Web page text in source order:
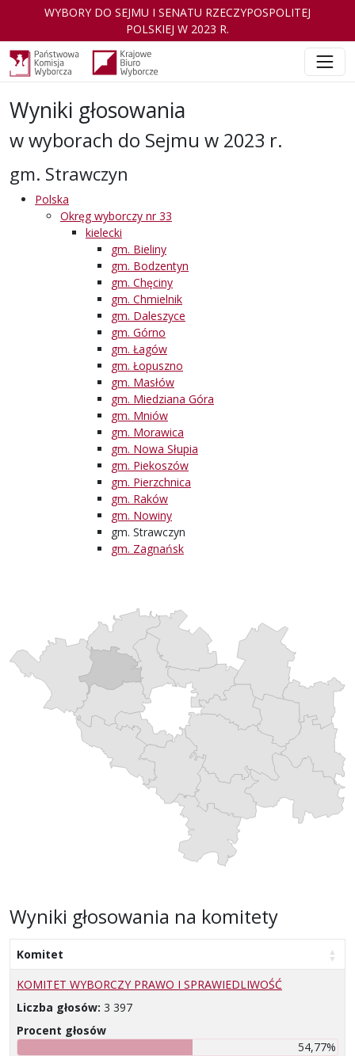
WYBORY DO SEJMU I SENATU RZECZYPOSPOLITEJ
POLSKIEJ W 2023 R.
Wyniki głosowania
w wyborach do Sejmu w 2023 r.
gm. Strawczyn
Polska
Okręg wyborczy nr 33
kielecki
gm. Bieliny
gm. Bodzentyn
gm. Chęciny
gm. Chmielnik
gm. Daleszyce
gm. Górno
gm. Łagów
gm. Łopuszno
gm. Masłów
gm. Miedziana Góra
gm. Mniów
gm. Morawica
gm. Nowa Słupia
gm. Piekoszów
gm. Pierzchnica
gm. Raków
gm. Nowiny
gm. Strawczyn
gm. Zagnańsk
Wyniki głosowania na komitety
Komitet
KOMITET WYBORCZY PRAWO I SPRAWIEDLIWOŚĆ
Liczba głosów: 3 397
Procent głosów
54,77%